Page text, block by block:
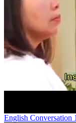
English Conversation